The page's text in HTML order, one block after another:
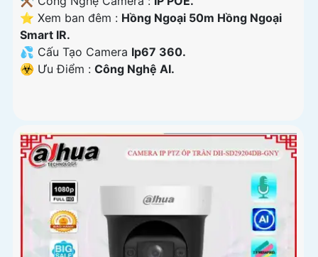
⭐ Xem ban đêm : Hồng Ngoại 50m Hồng Ngoại
Smart IR.
💦 Cấu Tạo Camera Ip67 360.
️☣️ Ưu Điểm : Công Nghệ AI.